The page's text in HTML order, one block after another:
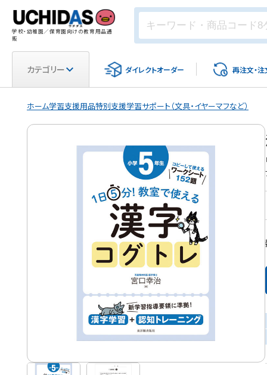
学校・幼稚園／保育園向けの教育用品通
販
カテゴリー ダイレクトオーダー 再注文・注
ホーム学習支援用品特別支援学習サポート（文具・イヤーマフなど）